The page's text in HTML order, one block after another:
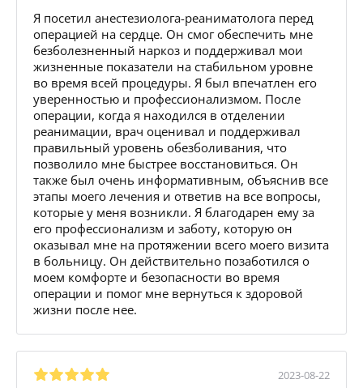
Я посетил анестезиолога-реаниматолога перед
операцией на сердце. Он смог обеспечить мне
безболезненный наркоз и поддерживал мои
жизненные показатели на стабильном уровне
во время всей процедуры. Я был впечатлен его
уверенностью и профессионализмом. После
операции, когда я находился в отделении
реанимации, врач оценивал и поддерживал
правильный уровень обезболивания, что
позволило мне быстрее восстановиться. Он
также был очень информативным, объяснив все
этапы моего лечения и ответив на все вопросы,
которые у меня возникли. Я благодарен ему за
его профессионализм и заботу, которую он
оказывал мне на протяжении всего моего визита
в больницу. Он действительно позаботился о
моем комфорте и безопасности во время
операции и помог мне вернуться к здоровой
жизни после нее.
2023-08-22